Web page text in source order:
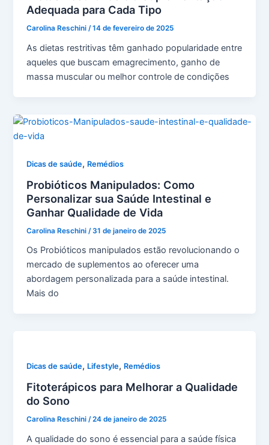
Adequada para Cada Tipo
Carolina Reschini/14 de fevereiro de 2025
As dietas restritivas têm ganhado popularidade entre
aqueles que buscam emagrecimento, ganho de
massa muscular ou melhor controle de condições
Dicas de saúde, Remédios
Probióticos Manipulados: Como
Personalizar sua Saúde Intestinal e
Ganhar Qualidade de Vida
Carolina Reschini /31 de janeiro de 2025
Os Probióticos manipulados estão revolucionando o
mercado de suplementos ao oferecer uma
abordagem personalizada para a saúde intestinal.
Mais do
Dicas de saúde, Lifestyle, Remédios
Fitoterápicos para Melhorar a Qualidade
do Sono
Carolina Reschini/24 de janeiro de 2025
A qualidade do sono é essencial para a saúde física